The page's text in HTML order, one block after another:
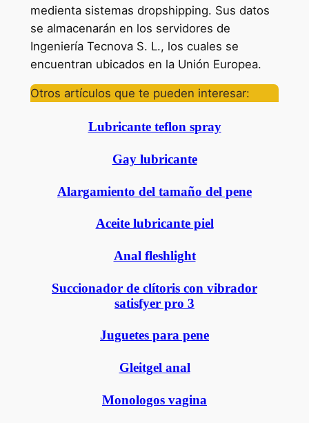
medienta sistemas dropshipping. Sus datos
se almacenarán en los servidores de
Ingeniería Tecnova S. L., los cuales se
encuentran ubicados en la Unión Europea.
Otros artículos que te pueden interesar:
Lubricante teflon spray
Gay lubricante
Alargamiento del tamaño del pene
Aceite lubricante piel
Anal fleshlight
Succionador de clítoris con vibrador
satisfyer pro 3
Juguetes para pene
Gleitgel anal
Monologos vagina